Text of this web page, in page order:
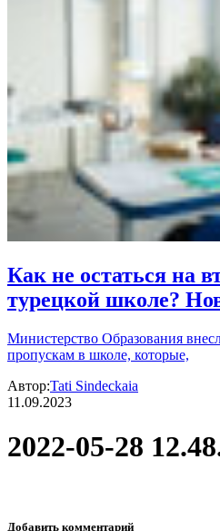
Как не остаться на
турецкой школе?
Министерство Образования
пропускам в школе, которые,
Автор:Tati Sindeckaia
11.09.2023
2022-05-28
Добавить комментарий